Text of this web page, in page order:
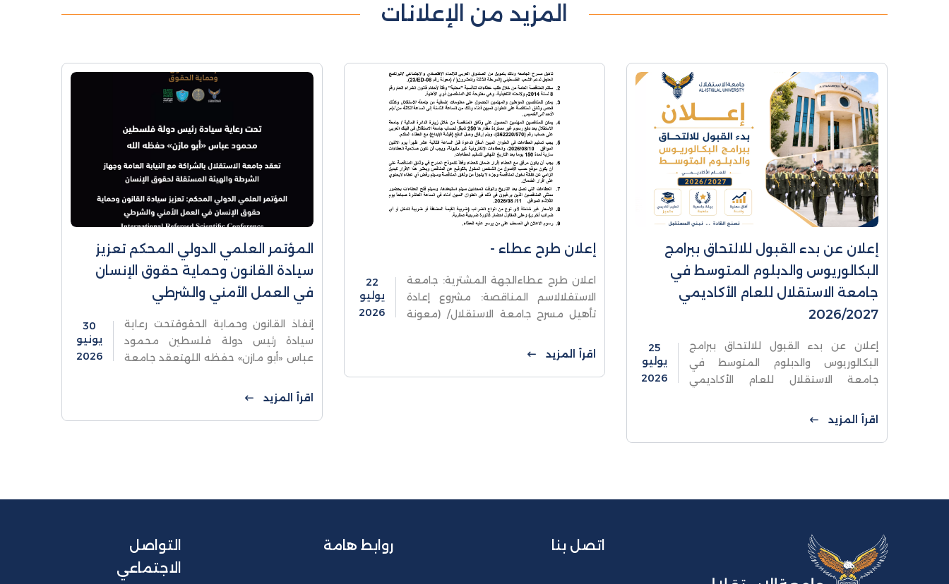
المزيد من الإعلانات
إعلان عن بدء القبول للالتحاق ببرامج
البكالوريوس والدبلوم المتوسط في
جامعة الاستقلال للعام الأكاديمي
2026/2027
إعلان عن بدء القبول للالتحاق ببرامج
البكالوريوس والدبلوم المتوسط في
جامعة الاستقلال للعام الأكاديمي
تعلن عن فتح باب القبول للالتحاق ببرامج
البكالوريوس والدبلوم المتوسط للعام
الأكاديمي 2026/2027،
25
يوليو
2026
اقرأ المزيد
إعلان طرح عطاء -
اعلان طرح عطاءالجهة المشترية: جامعة
الاستقلالاسم المناقصة: مشروع إعادة
تأهيل مسرح جامعة الاستقلال/ (معونة
22
يوليو
2026
اقرأ المزيد
المؤتمر العلمي الدولي المحكم تعزيز
سيادة القانون وحماية حقوق الإنسان
في العمل الأمني والشرطي
إنفاذ القانون وحماية الحقوقتحت رعاية
سيادة رئيس دولة فلسطين محمود
عباس «أبو مازن» حفظه اللهتعقد جامعة
وجهاز الشرطة والهيئة المستقلة لحقوق
الإنسانالمؤتمر العلمي الدولي
المحكمتعزيز
30
يونيو
2026
اقرأ المزيد
اتصل بنا روابط هامة
التواصل
الاجتماعي